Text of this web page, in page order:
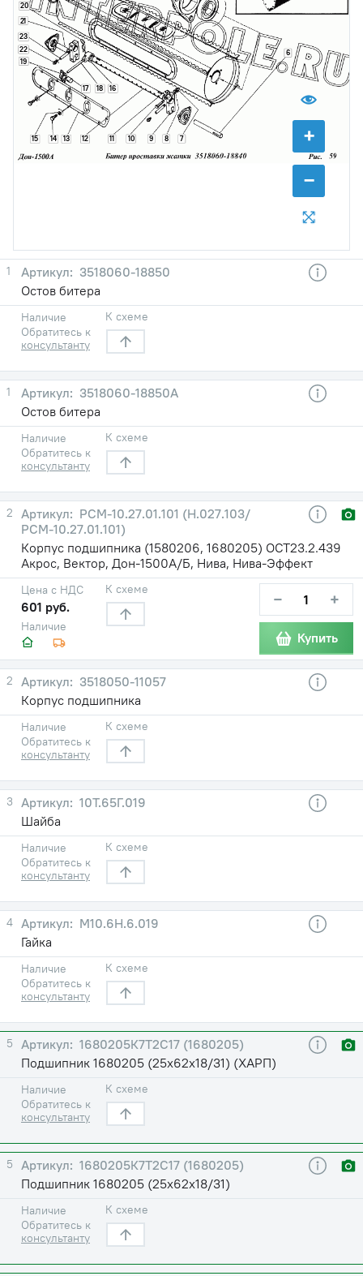
+
−
6
7
8
9
10
11
12
13
14
15
16
17 18
19
20
21
22
23
1
3518060-18850
Остов битера
Наличие
Обратитесь к
консультанту
К схеме
1
3518060-18850А
Остов битера
Наличие
Обратитесь к
консультанту
К схеме
2
РСМ-10.27.01.101 (Н.027.103/
РСМ-10.27.01.101)
Корпус подшипника (1580206, 1680205) ОСТ23.2.439
Акрос, Вектор, Дон-1500А/Б, Нива, Нива-Эффект
Наличие
Цена с НДС
601 руб.
К схеме − +
Купить
2
3518050-11057
Корпус подшипника
Наличие
Обратитесь к
консультанту
К схеме
3
10Т.65Г.019
Шайба
Наличие
Обратитесь к
консультанту
К схеме
4
М10.6Н.6.019
Гайка
Наличие
Обратитесь к
консультанту
К схеме
5
1680205К7Т2С17 (1680205)
Подшипник 1680205 (25х62х18/31) (ХАРП)
Наличие
Обратитесь к
консультанту
К схеме
5
1680205К7Т2С17 (1680205)
Подшипник 1680205 (25х62х18/31)
Наличие
Обратитесь к
консультанту
К схеме